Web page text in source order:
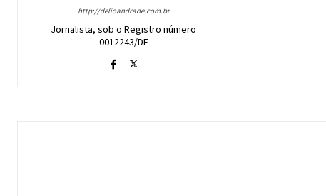
http://delioandrade.com.br
Jornalista, sob o Registro número
0012243/DF